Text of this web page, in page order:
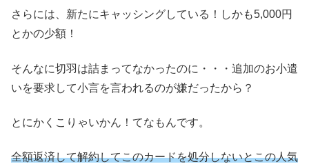
さらには、新たにキャッシングしている！しかも5,000円
とかの少額！
そんなに切羽は詰まってなかったのに・・・追加のお小遣
いを要求して小言を言われるのが嫌だったから？
とにかくこりゃいかん！てなもんです。
全額返済して解約してこのカードを処分しないとこの人気